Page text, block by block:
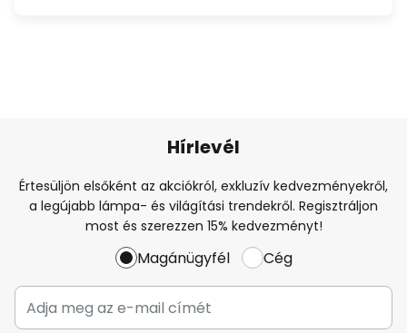
Hírlevél
Értesüljön elsőként az akciókról, exkluzív kedvezményekről,
a legújabb lámpa- és világítási trendekről. Regisztráljon
most és szerezzen 15% kedvezményt!
Magánügyfél Cég